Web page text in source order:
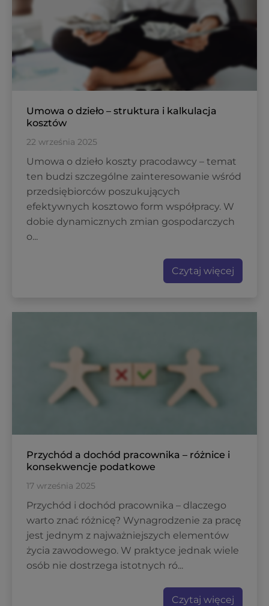
Umowa o dzieło – struktura i kalkulacja
kosztów
22 września 2025
Umowa o dzieło koszty pracodawcy – temat
ten budzi szczególne zainteresowanie wśród
przedsiębiorców poszukujących
efektywnych kosztowo form współpracy. W
dobie dynamicznych zmian gospodarczych
o...
Czytaj więcej
Przychód a dochód pracownika – różnice i
konsekwencje podatkowe
17 września 2025
Przychód i dochód pracownika – dlaczego
warto znać różnicę? Wynagrodzenie za pracę
jest jednym z najważniejszych elementów
życia zawodowego. W praktyce jednak wiele
osób nie dostrzega istotnych ró...
Czytaj więcej